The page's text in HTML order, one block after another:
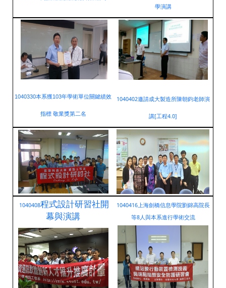
學演講
1040330本系獲103年學術單位關鍵績效
指標 敬業獎第二名
1040402邀請成大製造所陳朝鈞老師演
講[工程4.0]
1040408程式設計研習社開
幕與演講
1040416上海劍橋信息學院劉錦高院長
等8人與本系進行學術交流